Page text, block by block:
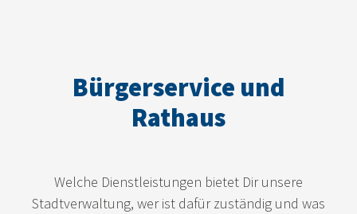
Bürgerservice und
Rathaus
Welche Dienstleistungen bietet Dir unsere
Stadtverwaltung, wer ist dafür zuständig und was